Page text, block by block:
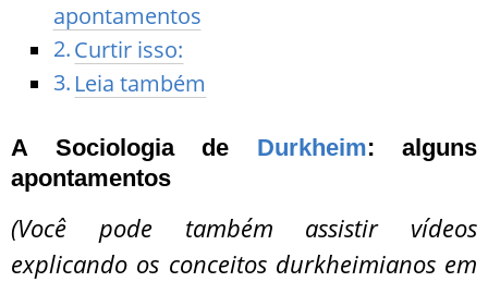
apontamentos
Curtir isso:
Leia também
A Sociologia de Durkheim: alguns
apontamentos
(Você pode também assistir vídeos
explicando os conceitos durkheimianos em